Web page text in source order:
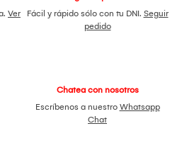
Ver
Fácil y rápido sólo con tu DNI. Seguir
pedido
Chatea con nosotros
Escríbenos a nuestro Whatsapp
Chat